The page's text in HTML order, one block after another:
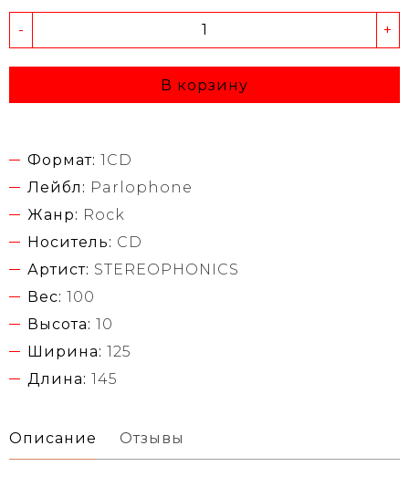
- +
В корзину
Формат: 1CD
Лейбл: Parlophone
Жанр: Rock
Носитель: CD
Артист: STEREOPHONICS
Вес: 100
Высота: 10
Ширина: 125
Длина: 145
Описание Отзывы